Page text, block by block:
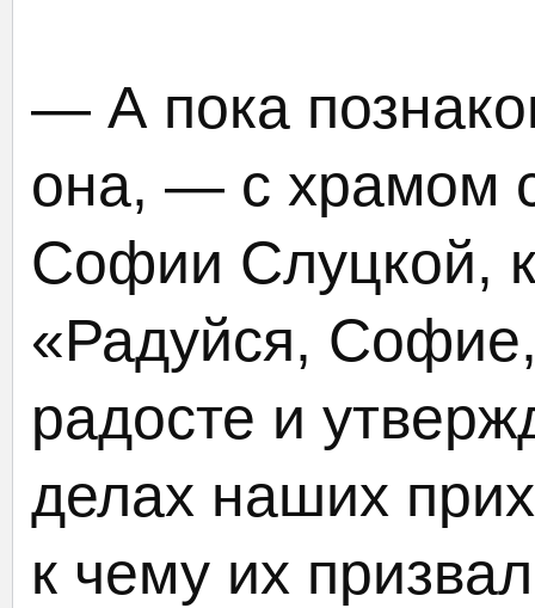
— А пока
она, — с храмом
Софии Слуцкой,
«Радуйся,
радосте и
делах наших
к чему их